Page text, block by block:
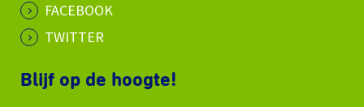
FACEBOOK
TWITTER
Blijf op de hoogte!